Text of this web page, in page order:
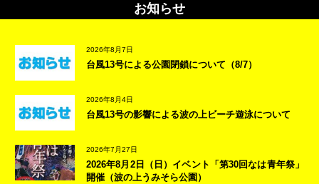
お知らせ
2026年8月7日
台風13号による公園閉鎖について（8/7）
2026年8月4日
台風13号の影響による波の上ビーチ遊泳について
2026年7月27日
2026年8月2日（日）イベント「第30回なは青年祭」
開催（波の上うみそら公園）